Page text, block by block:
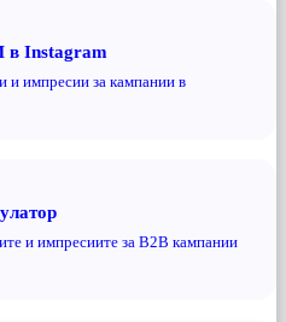
в Instagram
и импресии за кампании в
и импресиите за B2B кампании